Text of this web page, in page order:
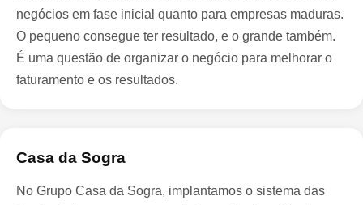
negócios em fase inicial quanto para empresas maduras.
O pequeno consegue ter resultado, e o grande também.
É uma questão de organizar o negócio para melhorar o
faturamento e os resultados.
Casa da Sogra
No Grupo Casa da Sogra, implantamos o sistema das